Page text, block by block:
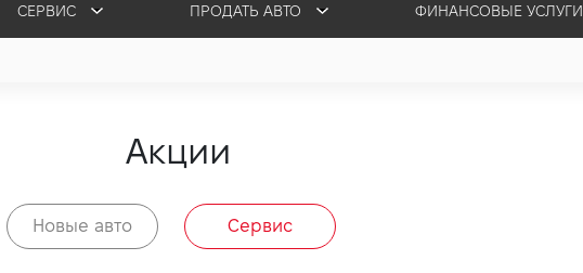
СЕРВИС ПРОДАТЬ АВТО ФИНАНСОВЫЕ УСЛУГИ
Акции
Новые авто Сервис